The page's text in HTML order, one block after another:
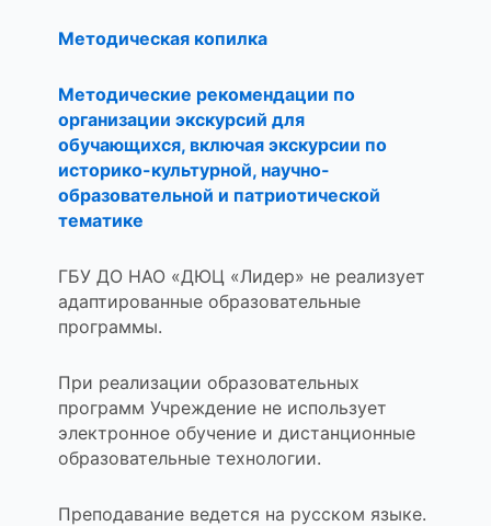
Методическая копилка
Методические рекомендации по
организации экскурсий для
обучающихся, включая экскурсии по
историко-культурной, научно-
образовательной и патриотической
тематике
ГБУ ДО НАО «ДЮЦ «Лидер» не реализует
адаптированные образовательные
программы.
При реализации образовательных
программ Учреждение не использует
электронное обучение и дистанционные
образовательные технологии.
Преподавание ведется на русском языке.